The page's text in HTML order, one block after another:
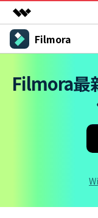
製品
ユーティリティ
概要
Filmora
ビデオソリューション
Filmora最